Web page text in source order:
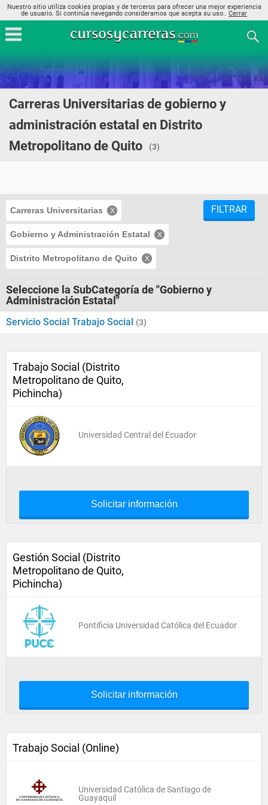
Nuestro sitio utiliza cookies propias y de terceros para ofrecer una mejor experiencia
de usuario. Si continúa navegando consideramos que acepta su uso.. Cerrar
Carreras Universitarias de gobierno y
administración estatal en Distrito
Metropolitano de Quito
(3)
Carreras Universitarias
Gobierno y Administración Estatal
Distrito Metropolitano de Quito
FILTRAR
Seleccione la SubCategoría de "Gobierno y
Administración Estatal"
Servicio Social Trabajo Social (3)
Trabajo Social (Distrito
Metropolitano de Quito,
Pichincha)
Universidad Central del Ecuador
Solicitar información
Gestión Social (Distrito
Metropolitano de Quito,
Pichincha)
Pontificia Universidad Católica del Ecuador
Solicitar información
Trabajo Social (Online)
Universidad Católica de Santiago de
Guayaquil